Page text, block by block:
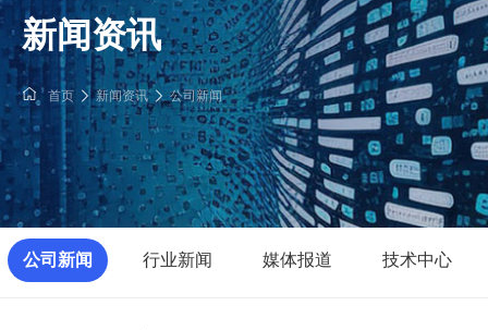
新闻资讯
首页 新闻资讯 公司新闻
公司新闻 行业新闻 媒体报道 技术中心